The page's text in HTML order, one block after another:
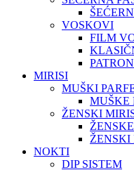
VOSKOVI
FILM
MIRISI
MUŠKI
MUŠKE
ŽENSKI
ŽENSKI
NOKTI
DIP SISTEM